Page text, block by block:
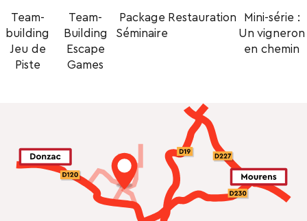
Team-
building
Jeu de
Piste
Team-
Building
Escape
Games
Package
Séminaire
Restauration
Mini-série :
Un vigneron
en chemin